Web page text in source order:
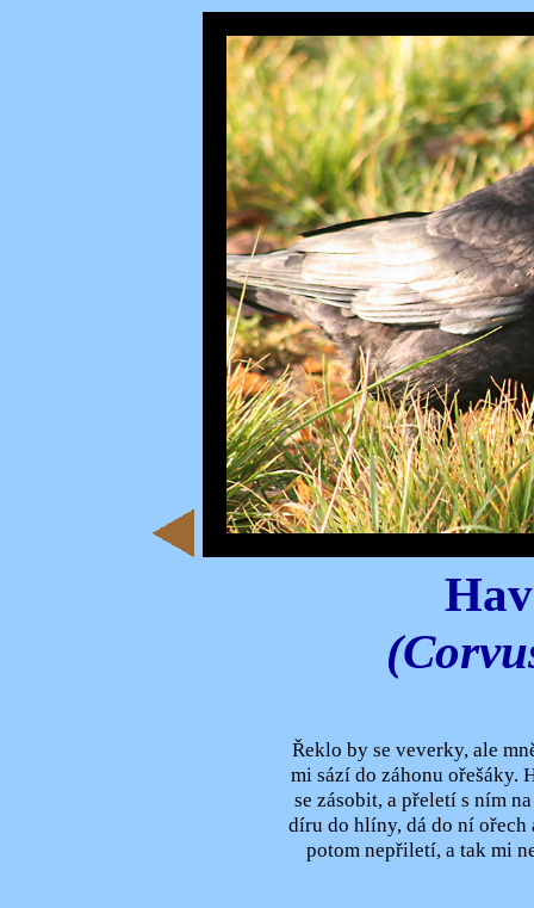
Řeklo by se veverky, ale
mi sází do záhonu ořešáky.
se zásobit, a přeletí s ním
díru do hlíny, dá do ní ořech
potom nepřiletí, a tak mi